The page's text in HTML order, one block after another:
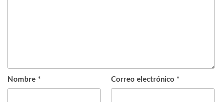
Nombre * Correo electrónico *